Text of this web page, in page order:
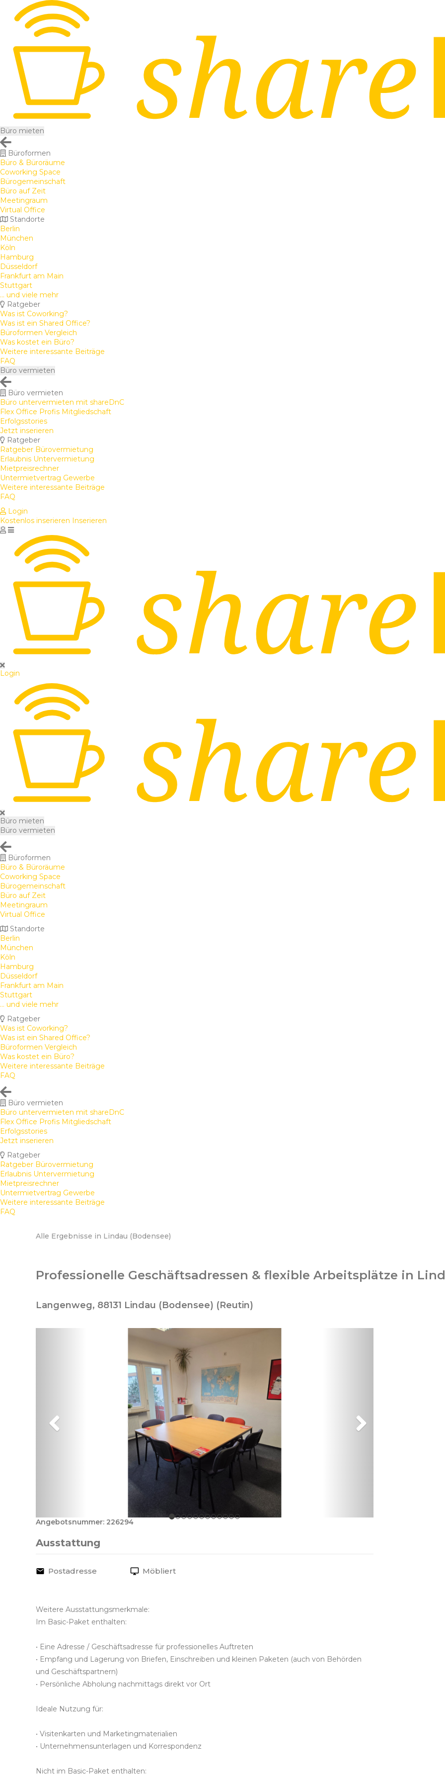
Büro mieten
Büroformen
Büro & Büroräume
Coworking Space
Bürogemeinschaft
Büro auf Zeit
Meetingraum
Virtual Office
Standorte
Berlin
München
Köln
Hamburg
Düsseldorf
Frankfurt am Main
Stuttgart
... und viele mehr
Ratgeber
Was ist Coworking?
Was ist ein Shared Office?
Büroformen Vergleich
Was kostet ein Büro?
Weitere interessante Beiträge
FAQ
Büro vermieten
Büro vermieten
Büro untervermieten mit shareDnC
Flex Office Profis Mitgliedschaft
Erfolgsstories
Jetzt inserieren
Ratgeber
Ratgeber Bürovermietung
Erlaubnis Untervermietung
Mietpreisrechner
Untermietvertrag Gewerbe
Weitere interessante Beiträge
FAQ
Login
Kostenlos inserieren Inserieren
Login
Büro mieten
Büro vermieten
Büroformen
Büro & Büroräume
Coworking Space
Bürogemeinschaft
Büro auf Zeit
Meetingraum
Virtual Office
Standorte
Berlin
München
Köln
Hamburg
Düsseldorf
Frankfurt am Main
Stuttgart
... und viele mehr
Ratgeber
Was ist Coworking?
Was ist ein Shared Office?
Büroformen Vergleich
Was kostet ein Büro?
Weitere interessante Beiträge
FAQ
Büro vermieten
Büro untervermieten mit shareDnC
Flex Office Profis Mitgliedschaft
Erfolgsstories
Jetzt inserieren
Ratgeber
Ratgeber Bürovermietung
Erlaubnis Untervermietung
Mietpreisrechner
Untermietvertrag Gewerbe
Weitere interessante Beiträge
FAQ
Alle Ergebnisse in Lindau (Bodensee)
Professionelle Geschäftsadressen & flexible Arbeitsplätze in
Langenweg, 88131 Lindau (Bodensee) (Reutin)
Angebotsnummer: 226294
Ausstattung
Postadresse Möbliert
Weitere Ausstattungsmerkmale:
Im Basic-Paket enthalten:
• Eine Adresse / Geschäftsadresse für professionelles Auftreten
• Empfang und Lagerung von Briefen, Einschreiben und kleinen Paketen (auch von Behörden
und Geschäftspartnern)
• Persönliche Abholung nachmittags direkt vor Ort
Ideale Nutzung für:
• Visitenkarten und Marketingmaterialien
• Unternehmensunterlagen und Korrespondenz
Nicht im Basic-Paket enthalten: